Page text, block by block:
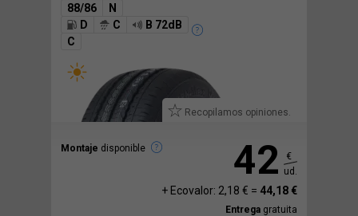
88/86
N
D
C
B 72dB
C
Recopilamos opiniones.
Montaje disponible 42
€
ud.
+ Ecovalor: 2,18 € = 44,18 €
Entrega gratuita